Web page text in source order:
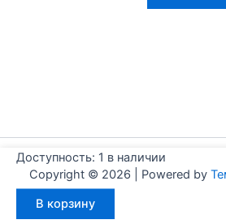
Copyright © 2026 | Powered by
Доступность: 1 в наличии
товара
В корзину